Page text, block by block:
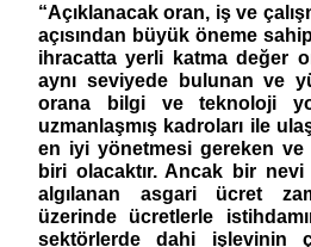
“Açıklanacak oran, iş ve
açısından büyük öneme
ihracatta yerli katma değer
aynı seviyede bulunan ve
orana bilgi ve teknoloji
uzmanlaşmış kadroları ile
en iyi yönetmesi gereken ve
biri olacaktır. Ancak bir
algılanan asgari ücret
üzerinde ücretlerle
sektörlerde dahi işlevinin